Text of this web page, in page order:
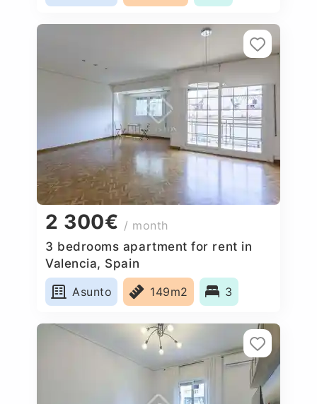
2 300€ / month
3 bedrooms apartment for rent in
Valencia, Spain
Asunto
149m2 3